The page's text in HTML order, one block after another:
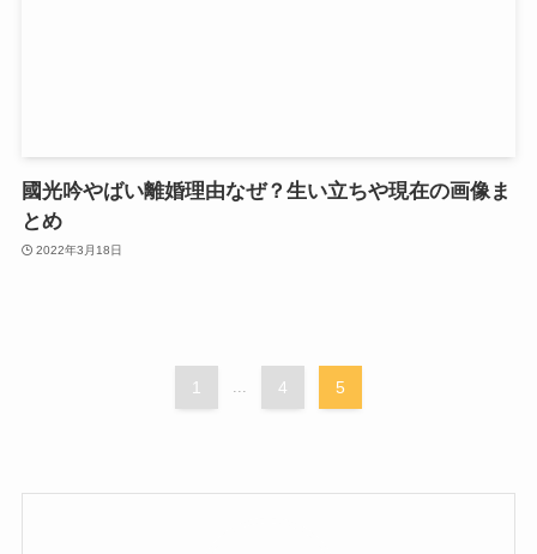
國光吟やばい離婚理由なぜ？生い立ちや現在の画像ま
とめ
2022年3月18日
1 4 5